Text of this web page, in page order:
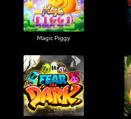
Magic Piggy